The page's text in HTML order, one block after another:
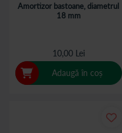
Amortizor bastoane, diametrul
18 mm
10,00 Lei
Adaugă în coș